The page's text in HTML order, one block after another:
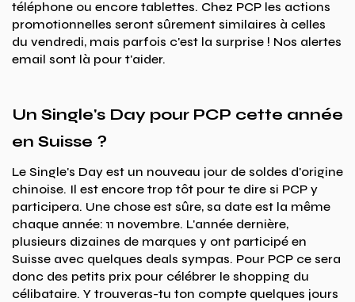
téléphone ou encore tablettes. Chez PCP les actions
promotionnelles seront sûrement similaires à celles
du vendredi, mais parfois c'est la surprise ! Nos alertes
email sont là pour t'aider.
Un Single's Day pour PCP cette année
en Suisse ?
Le Single's Day est un nouveau jour de soldes d'origine
chinoise. Il est encore trop tôt pour te dire si PCP y
participera. Une chose est sûre, sa date est la même
chaque année: 11 novembre. L'année dernière,
plusieurs dizaines de marques y ont participé en
Suisse avec quelques deals sympas. Pour PCP ce sera
donc des petits prix pour célébrer le shopping du
célibataire. Y trouveras-tu ton compte quelques jours